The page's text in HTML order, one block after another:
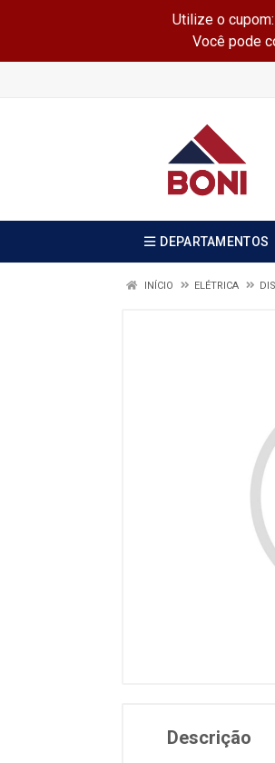
Utilize o
Você pode
DEPARTAMENTOS
INÍCIO ELÉTRICA
Descrição